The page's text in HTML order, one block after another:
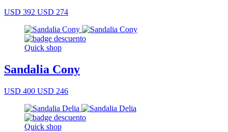
USD 392 USD 274
Quick shop
Sandalia Cony
USD 400 USD 246
Quick shop